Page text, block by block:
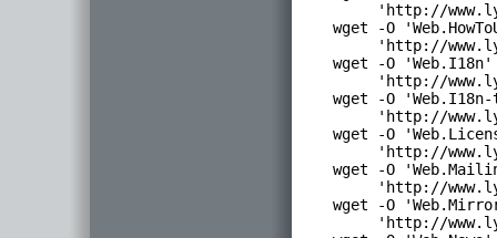
'http://
wget -O
'http://
wget -O
'http://
wget -O
'http://
wget -O
'http://
wget -O
'http://
wget -O
'http://